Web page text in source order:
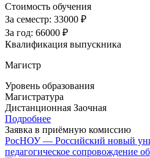
Стоимость обучения
За семестр: 33000 ₽
За год: 66000 ₽
Квалификация выпускника
Магистр
Уровень образования
Магистратура
Дистанционная Заочная
Подробнее
Заявка в приёмную комиссию
РосНОУ — Российский новый
педагогическое сопровождение